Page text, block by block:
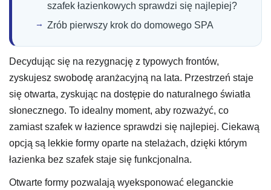
szafek łazienkowych sprawdzi się najlepiej?
Zrób pierwszy krok do domowego SPA
Decydując się na rezygnację z typowych frontów,
zyskujesz swobodę aranżacyjną na lata. Przestrzeń staje
się otwarta, zyskując na dostępie do naturalnego światła
słonecznego. To idealny moment, aby rozważyć, co
zamiast szafek w łazience sprawdzi się najlepiej. Ciekawą
opcją są lekkie formy oparte na stelażach, dzięki którym
łazienka bez szafek staje się funkcjonalna.
Otwarte formy pozwalają wyeksponować eleganckie